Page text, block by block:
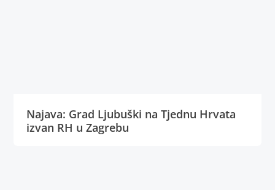
Najava: Grad Ljubuški na Tjednu Hrvata
izvan RH u Zagrebu